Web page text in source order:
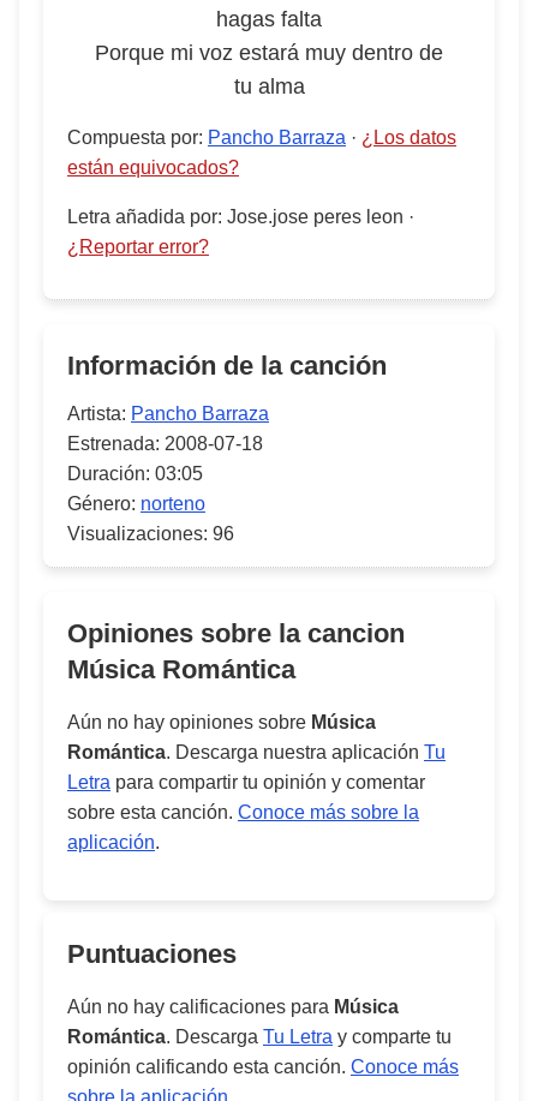
hagas falta
Porque mi voz estará muy dentro de
tu alma
Compuesta por: Pancho Barraza · ¿Los datos
están equivocados?
Letra añadida por: Jose.jose peres leon ·
¿Reportar error?
Información de la canción
Artista: Pancho Barraza
Estrenada: 2008-07-18
Duración: 03:05
Género: norteno
Visualizaciones: 96
Opiniones sobre la cancion
Música Romántica
Aún no hay opiniones sobre Música
Romántica. Descarga nuestra aplicación Tu
Letra para compartir tu opinión y comentar
sobre esta canción. Conoce más sobre la
aplicación.
Puntuaciones
Aún no hay calificaciones para Música
Romántica. Descarga Tu Letra y comparte tu
opinión calificando esta canción. Conoce más
sobre la aplicación